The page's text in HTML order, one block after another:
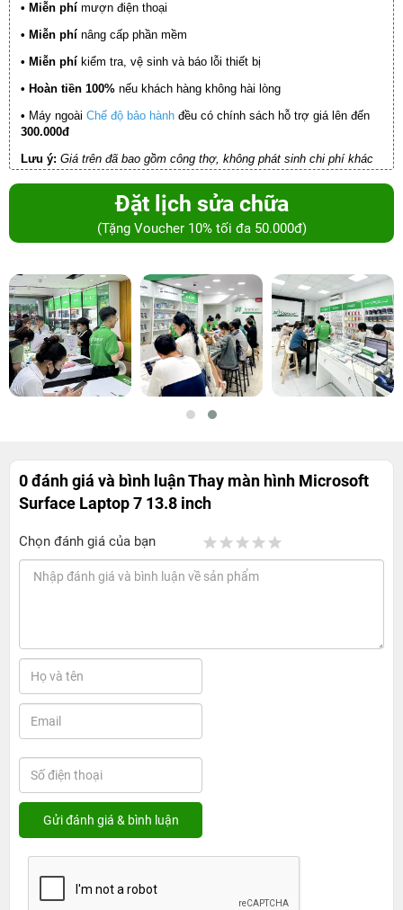
• Miễn phí mượn điện thoại
• Miễn phí nâng cấp phần mềm
• Miễn phí kiểm tra, vệ sinh và báo lỗi thiết bị
• Hoàn tiền 100% nếu khách hàng không hài lòng
• Máy ngoài Chế độ bảo hành đều có chính sách hỗ trợ giá lên đến
300.000đ
Lưu ý: Giá trên đã bao gồm công thợ, không phát sinh chi phí khác
Đặt lịch sửa chữa
(Tặng Voucher 10% tối đa 50.000đ)
0 đánh giá và bình luậnThay màn hình Microsoft
Surface Laptop 7 13.8 inch
Chọn đánh giá của bạn